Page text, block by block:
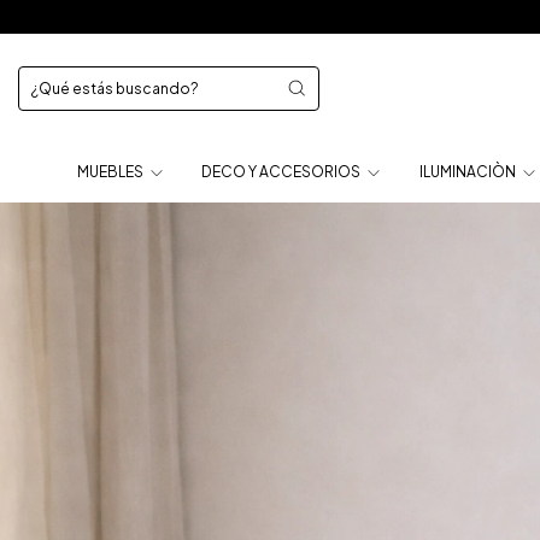
MUEBLES DECO Y ACCESORIOS ILUMINACIÒN